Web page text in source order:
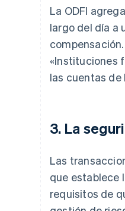
La ODFI
largo del día a
«Instituciones
las cuentas
3. La
Las
que establece
requisitos de